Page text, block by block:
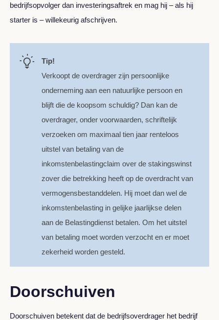
bedrijfsopvolger dan investeringsaftrek en mag hij – als hij
starter is – willekeurig afschrijven.
Tip!
Verkoopt de overdrager zijn persoonlijke
onderneming aan een natuurlijke persoon en
blijft die de koopsom schuldig? Dan kan de
overdrager, onder voorwaarden, schriftelijk
verzoeken om maximaal tien jaar renteloos
uitstel van betaling van de
inkomstenbelastingclaim over de stakingswinst
zover die betrekking heeft op de overdracht van
vermogensbestanddelen. Hij moet dan wel de
inkomstenbelasting in gelijke jaarlijkse delen
aan de Belastingdienst betalen. Om het uitstel
van betaling moet worden verzocht en er moet
zekerheid worden gesteld.
Doorschuiven
Doorschuiven betekent dat de bedrijfsoverdrager het bedrijf